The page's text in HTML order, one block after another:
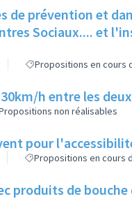
de prévention et
Sociaux.... et
Propositions en cours
h entre les
non réalisables
pour
Propositions en cours
produits de